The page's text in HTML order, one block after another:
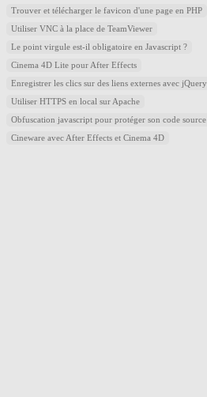
Trouver et télécharger le favicon d'une page en PHP
Utiliser VNC à la place de TeamViewer
Le point virgule est-il obligatoire en Javascript ?
Cinema 4D Lite pour After Effects
Enregistrer les clics sur des liens externes avec jQuery
Utiliser HTTPS en local sur Apache
Obfuscation javascript pour protéger son code source
Cineware avec After Effects et Cinema 4D